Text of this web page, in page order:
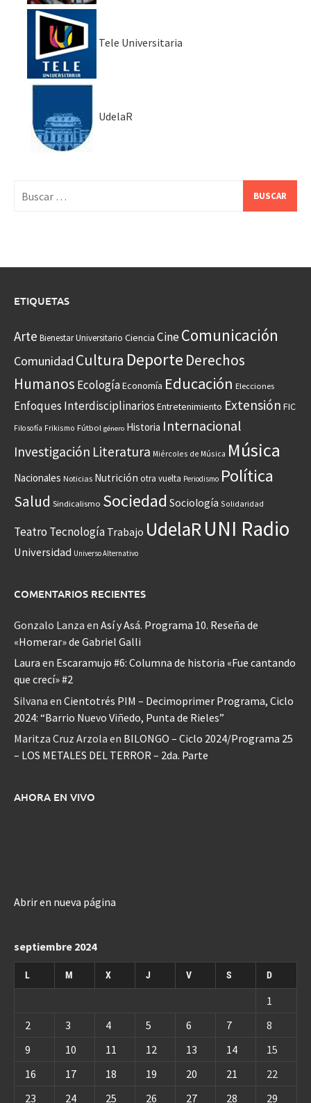
Tele Universitaria
UdelaR
ETIQUETAS
Arte Bienestar Universitario Ciencia CineComunicación
Comunidad Cultura Deporte Derechos
Humanos EcologíaEconomía Educación Elecciones
Enfoques Interdisciplinarios Entretenimiento Extensión FIC
Filosofía Frikismo Fútbol género Historia Internacional
Investigación Literatura Miércoles de Música Música
Nacionales Noticias Nutrición otra vuelta Periodismo Política
Salud Sindicalismo Sociedad Sociología Solidaridad
Teatro Tecnología Trabajo UdelaRUNI Radio
Universidad Universo Alternativo
COMENTARIOS RECIENTES
Gonzalo Lanza en Así y Asá. Programa 10. Reseña de
«Homerar» de Gabriel Galli
Laura en Escaramujo #6: Columna de historia «Fue cantando
que crecí» #2
Silvana en Cientotrés PIM – Decimoprimer Programa, Ciclo
2024: “Barrio Nuevo Viñedo, Punta de Rieles”
Maritza Cruz Arzola en BILONGO – Ciclo 2024/Programa 25
– LOS METALES DEL TERROR – 2da. Parte
AHORA EN VIVO
Abrir en nueva página
septiembre 2024
L M X J V S D
1
2
3 4 5 6 7
8
9
10 11 12 13 14
15
16
17 18 19 20 21
22
23
24 25 26 27 28 29